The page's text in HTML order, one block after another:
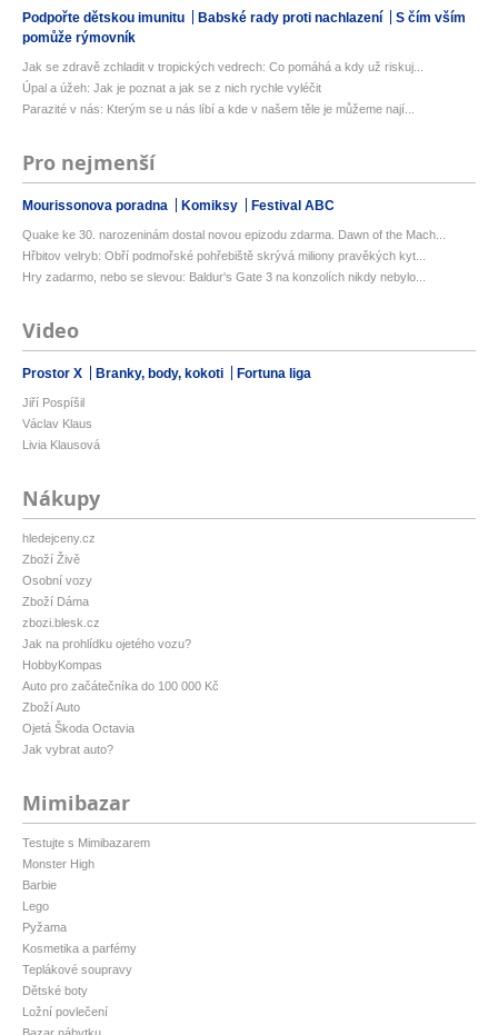
Podpořte dětskou imunitu Babské rady proti nachlazení
S čím vším
pomůže rýmovník
Jak se zdravě zchladit v tropických vedrech: Co pomáhá a kdy už riskuj...
Úpal a úžeh: Jak je poznat a jak se z nich rychle vyléčit
Parazité v nás: Kterým se u nás líbí a kde v našem těle je můžeme nají...
Pro nejmenší
Mourissonova poradna Komiksy Festival ABC
Quake ke 30. narozeninám dostal novou epizodu zdarma. Dawn of the Mach...
Hřbitov velryb: Obří podmořské pohřebiště skrývá miliony pravěkých kyt...
Hry zadarmo, nebo se slevou: Baldur's Gate 3 na konzolích nikdy nebylo...
Video
Prostor X Branky, body, kokoti Fortuna liga
Jiří Pospíšil
Václav Klaus
Livia Klausová
Nákupy
hledejceny.cz
Zboží Živě
Osobní vozy
Zboží Dáma
zbozi.blesk.cz
Jak na prohlídku ojetého vozu?
HobbyKompas
Auto pro začátečníka do 100 000 Kč
Zboží Auto
Ojetá Škoda Octavia
Jak vybrat auto?
Mimibazar
Testujte s Mimibazarem
Monster High
Barbie
Lego
Pyžama
Kosmetika a parfémy
Teplákové soupravy
Dětské boty
Ložní povlečení